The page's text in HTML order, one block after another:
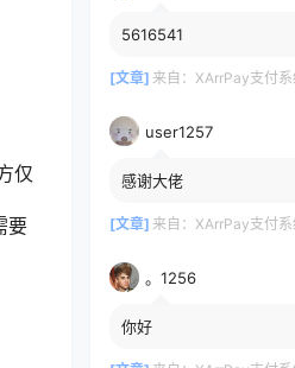
仅
要
5616541
[文章] 来自： XArrPay支付
user1257
感谢大佬
[文章] 来自： XArrPay支付
。1256
你好